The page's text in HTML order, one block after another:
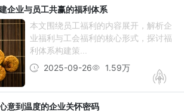
企业与员工共赢的福利体系
本文围绕员工福利的内容展开，解析企
业福利与工会福利的核心形式，探讨福
利体系构建策...
2025-09-26
1.59万
意到温度的企业关怀密码